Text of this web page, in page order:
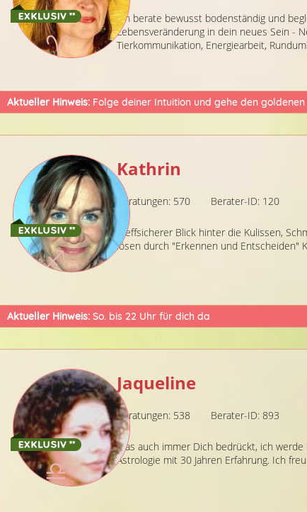
Ich berate bewusst bodenständig und
Lebensveränderung in dein neues Sein -
Tierkommunikation, Energiearbeit,
Aktueller Hinweis: Folge deiner Intuition und gehe den
Kathrin
Beratungen: 570 Berater-ID: 120
Treffsicherer Blick hinter die Kulissen,
lösen durch "Erkennen und Entscheiden"
Aktueller Hinweis: So. bis 22 Uhr für dich da
Jaqueline
Beratungen: 538 Berater-ID: 893
Was auch immer Dich bedrückt, ich
Astrologie mit 30 Jahren Erfahrung. Ich